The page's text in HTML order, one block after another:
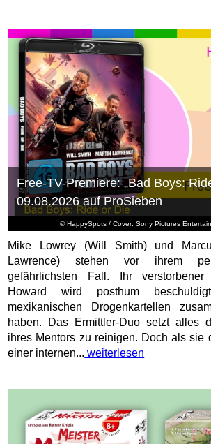
© HappySpots / Cover: Sony Pictures
Free-TV-Premiere: „Bad Boys:
09.08.2026 auf ProSieben
Mike Lowrey (Will Smith) und
Lawrence) stehen vor ihrem
gefährlichsten Fall. Ihr
Howard wird posthum
mexikanischen Drogenkartellen
haben. Das Ermittler-Duo setzt alles
ihres Mentors zu reinigen. Doch als sie
einer internen... weiterlesen